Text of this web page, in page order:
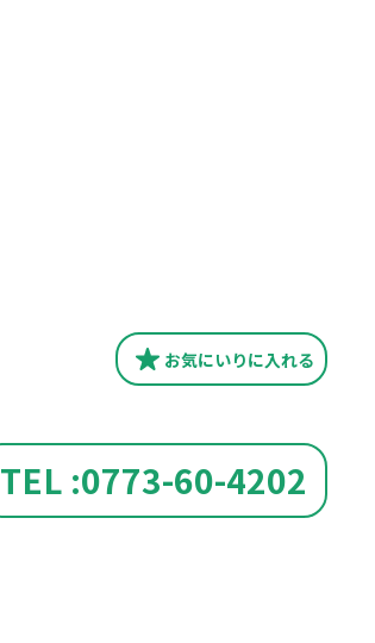
お気にいりに入れる
TEL :0773-60-4202